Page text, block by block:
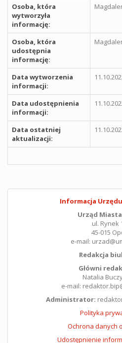
Osoba, która
wytworzyła
informację:
Osoba, która
udostępnia
informację:
Data wytworzenia
informacji:
Data udostępnienia
informacji:
Data ostatniej
aktualizacji:
Informacja Urzędu:
Urząd
ul. Rynek
45-015
e-mail:
Redakcja
Główni
Natalia
e-mail:
Administrator:
Polityka
Ochrona danych
Udostępnienie